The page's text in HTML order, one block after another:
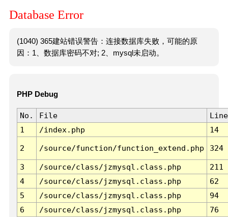
Database Error
(1040) 365建站错误警告：连接数据库失败，可能的原
因：1、数据库密码不对; 2、mysql未启动。
PHP Debug
No. File
Line
1
/index.php 14
2 /source/function/function_extend.php 324
3 /source/class/jzmysql.class.php
211
4
/source/class/jzmysql.class.php
62
5
/source/class/jzmysql.class.php
94
6
/source/class/jzmysql.class.php 76